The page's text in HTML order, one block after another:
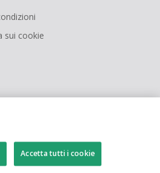
sui cookie
Accetta tutti i cookie